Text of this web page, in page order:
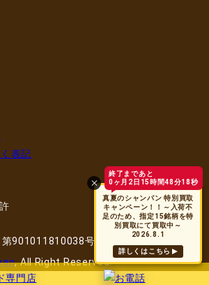
表記
第901011810038号
, All Right Reserved.
終了まであと
0ヶ月2日15時間48分18秒
真夏のシャンパン 特別買取
キャンペーン！！～入荷不
足のため、指定15銘柄を特
別買取にて買取中～
2026.8.1
詳しくはこちら